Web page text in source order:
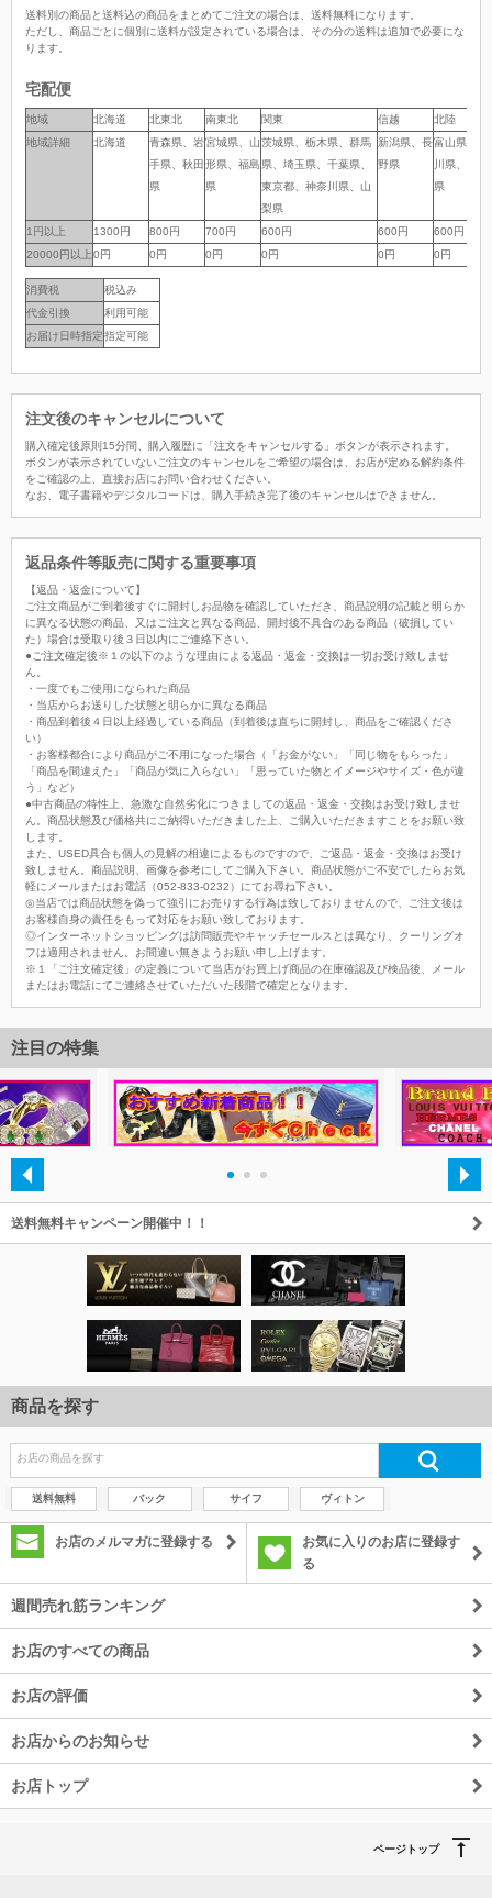
送料別の商品と送料込の商品をまとめてご注文の場合は、送料無料になります。
ただし、商品ごとに個別に送料が設定されている場合は、その分の送料は追加で必要にな
ります。
宅配便
地域 北海道 北東北 南東北 関東 信越 北陸
地域詳細
北海道
青森県、岩
手県、秋田
県
宮城県、山
形県、福島
県
茨城県、栃木県、群馬
県、埼玉県、千葉県、
東京都、神奈川県、山
梨県
新潟県、長
野県
富山県、石
川県、福井
県
1円以上 1300円 800円 700円 600円 600円 600円
20000円以上0円 0円 0円 0円 0円 0円
地域
地域詳細
1円以上
20000円以上
消費税
税込み
代金引換
利用可能
お届け日時指定指定可能
注文後のキャンセルについて
購入確定後原則15分間、購入履歴に「注文をキャンセルする」ボタンが表示されます。
ボタンが表示されていないご注文のキャンセルをご希望の場合は、お店が定める解約条件
をご確認の上、直接お店にお問い合わせください。
なお、電子書籍やデジタルコードは、購入手続き完了後のキャンセルはできません。
返品条件等販売に関する重要事項
【返品・返金について】
ご注文商品がご到着後すぐに開封しお品物を確認していただき、商品説明の記載と明らか
に異なる状態の商品、又はご注文と異なる商品、開封後不具合のある商品（破損してい
た）場合は受取り後３日以内にご連絡下さい。
●ご注文確定後※１の以下のような理由による返品・返金・交換は一切お受け致しませ
ん。
・一度でもご使用になられた商品
・当店からお送りした状態と明らかに異なる商品
・商品到着後４日以上経過している商品（到着後は直ちに開封し、商品をご確認くださ
い）
・お客様都合により商品がご不用になった場合（「お金がない」「同じ物をもらった」
「商品を間違えた」「商品が気に入らない」「思っていた物とイメージやサイズ・色が違
う」など）
●中古商品の特性上、急激な自然劣化につきましての返品・返金・交換はお受け致しませ
ん。商品状態及び価格共にご納得いただきました上、ご購入いただきますことをお願い致
します。
また、USED具合も個人の見解の相違によるものですので、ご返品・返金・交換はお受け
致しません。商品説明、画像を参考にしてご購入下さい。商品状態がご不安でしたらお気
軽にメールまたはお電話（052-833-0232）にてお尋ね下さい。
◎当店では商品状態を偽って強引にお売りする行為は致しておりませんので、ご注文後は
お客様自身の責任をもって対応をお願い致しております。
◎インターネットショッピングは訪問販売やキャッチセールスとは異なり、クーリングオ
フは適用されません。お間違い無きようお願い申し上げます。
※１「ご注文確定後」の定義について当店がお買上げ商品の在庫確認及び検品後、メール
またはお電話にてご連絡させていただいた段階で確定となります。
注目の特集
送料無料キャンペーン開催中！！
商品を探す
送料無料 バック サイフ ヴィトン
お店のメルマガに登録する
お気に入りのお店に登録す
る
週間売れ筋ランキング
お店のすべての商品
お店の評価
お店からのお知らせ
お店トップ
ページトップ